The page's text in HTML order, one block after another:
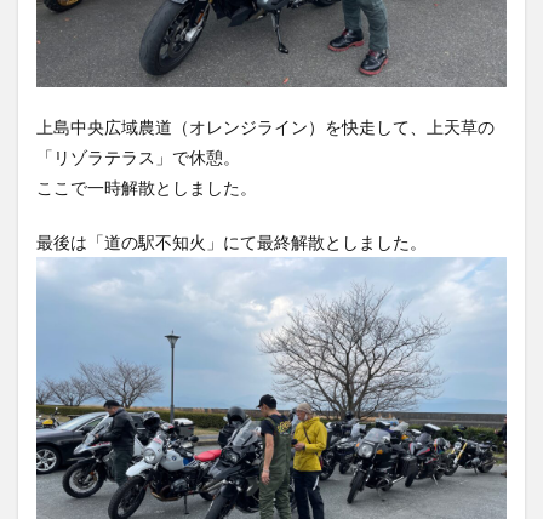
上島中央広域農道（オレンジライン）を快走して、上天草の
「リゾラテラス」で休憩。
ここで一時解散としました。
最後は「道の駅不知火」にて最終解散としました。